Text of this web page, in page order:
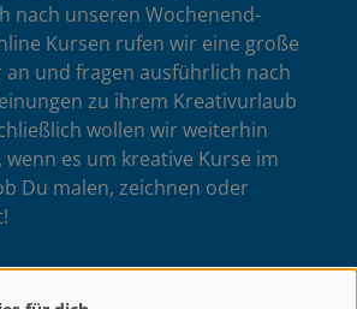
nach unseren Wochenend-
Kursen rufen wir eine große
an und fragen ausführlich nach
zu ihrem Kreativurlaub
wollen wir weiterhin
wenn es um kreative Kurse im
Du malen, zeichnen oder